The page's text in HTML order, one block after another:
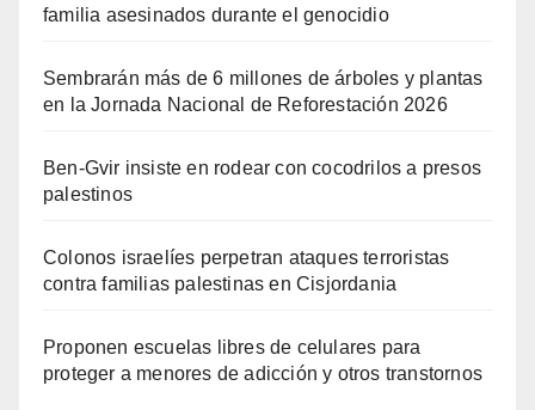
familia asesinados durante el genocidio
Sembrarán más de 6 millones de árboles y plantas
en la Jornada Nacional de Reforestación 2026
Ben-Gvir insiste en rodear con cocodrilos a presos
palestinos
Colonos israelíes perpetran ataques terroristas
contra familias palestinas en Cisjordania
Proponen escuelas libres de celulares para
proteger a menores de adicción y otros transtornos